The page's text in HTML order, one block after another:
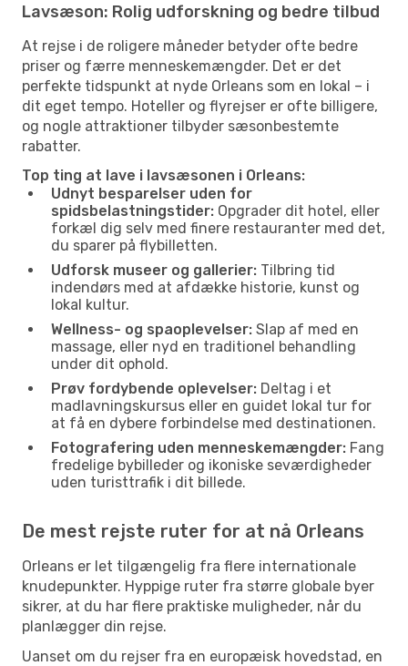
Lavsæson: Rolig udforskning og bedre tilbud
At rejse i de roligere måneder betyder ofte bedre
priser og færre menneskemængder. Det er det
perfekte tidspunkt at nyde Orleans som en lokal – i
dit eget tempo. Hoteller og flyrejser er ofte billigere,
og nogle attraktioner tilbyder sæsonbestemte
rabatter.
Top ting at lave i lavsæsonen i Orleans:
Udnyt besparelser uden for
spidsbelastningstider: Opgrader dit hotel, eller
forkæl dig selv med finere restauranter med det,
du sparer på flybilletten.
Udforsk museer og gallerier: Tilbring tid
indendørs med at afdække historie, kunst og
lokal kultur.
Wellness- og spaoplevelser: Slap af med en
massage, eller nyd en traditionel behandling
under dit ophold.
Prøv fordybende oplevelser: Deltag i et
madlavningskursus eller en guidet lokal tur for
at få en dybere forbindelse med destinationen.
Fotografering uden menneskemængder: Fang
fredelige bybilleder og ikoniske seværdigheder
uden turisttrafik i dit billede.
De mest rejste ruter for at nå Orleans
Orleans er let tilgængelig fra flere internationale
knudepunkter. Hyppige ruter fra større globale byer
sikrer, at du har flere praktiske muligheder, når du
planlægger din rejse.
Uanset om du rejser fra en europæisk hovedstad, en